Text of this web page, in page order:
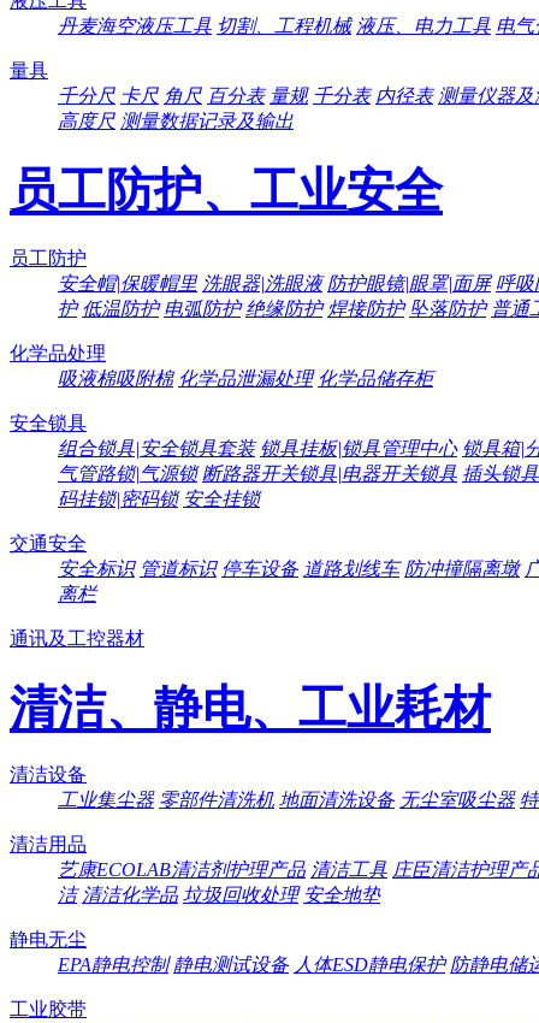
丹麦海空液压工具 切割、工程机械 液压、电力工具 电气
量具
千分尺 卡尺 角尺 百分表 量规 千分表 内径表 测量仪器及
高度尺 测量数据记录及输出
员工防护、工业安全
员工防护
安全帽|保暖帽里 洗眼器|洗眼液 防护眼镜|眼罩|面屏 呼吸
护 低温防护 电弧防护 绝缘防护 焊接防护 坠落防护 普通
化学品处理
吸液棉吸附棉 化学品泄漏处理 化学品储存柜
安全锁具
组合锁具|安全锁具套装 锁具挂板|锁具管理中心 锁具箱|
气管路锁|气源锁 断路器开关锁具|电器开关锁具 插头锁
码挂锁|密码锁 安全挂锁
交通安全
安全标识 管道标识 停车设备 道路划线车 防冲撞隔离墩
离栏
通讯及工控器材
清洁、静电、工业耗材
清洁设备
工业集尘器 零部件清洗机 地面清洗设备 无尘室吸尘器
清洁用品
艺康ECOLAB清洁剂护理产品 清洁工具 庄臣清洁护理产
洁 清洁化学品 垃圾回收处理 安全地垫
静电无尘
EPA静电控制 静电测试设备 人体ESD静电保护 防静电储
工业胶带